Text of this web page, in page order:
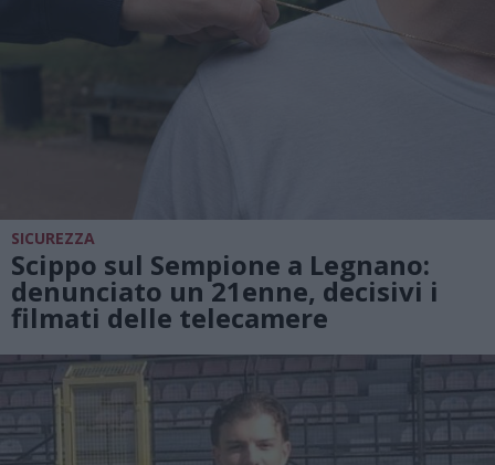
SICUREZZA
Scippo sul Sempione a Legnano:
denunciato un 21enne, decisivi i
filmati delle telecamere